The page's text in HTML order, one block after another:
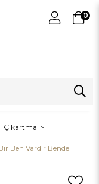
0
Çıkartma
Ben Vardır Bende